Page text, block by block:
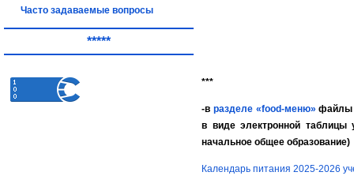
Часто задаваемые вопросы
*****
***
-в разделе «food-меню» файлы
в виде электронной
начальное общее образование)
Календарь питания 2025-2026